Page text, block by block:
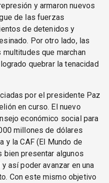
y armaron nuevos
de las fuerzas
de detenidos y
Por otro lado, las
que marchan
quebrar la tenacidad
por el presidente Paz
en curso. El nuevo
económico social para
millones de dólares
y la CAF (El Mundo de
bien presentar algunos
así poder avanzar en una
Con este mismo objetivo